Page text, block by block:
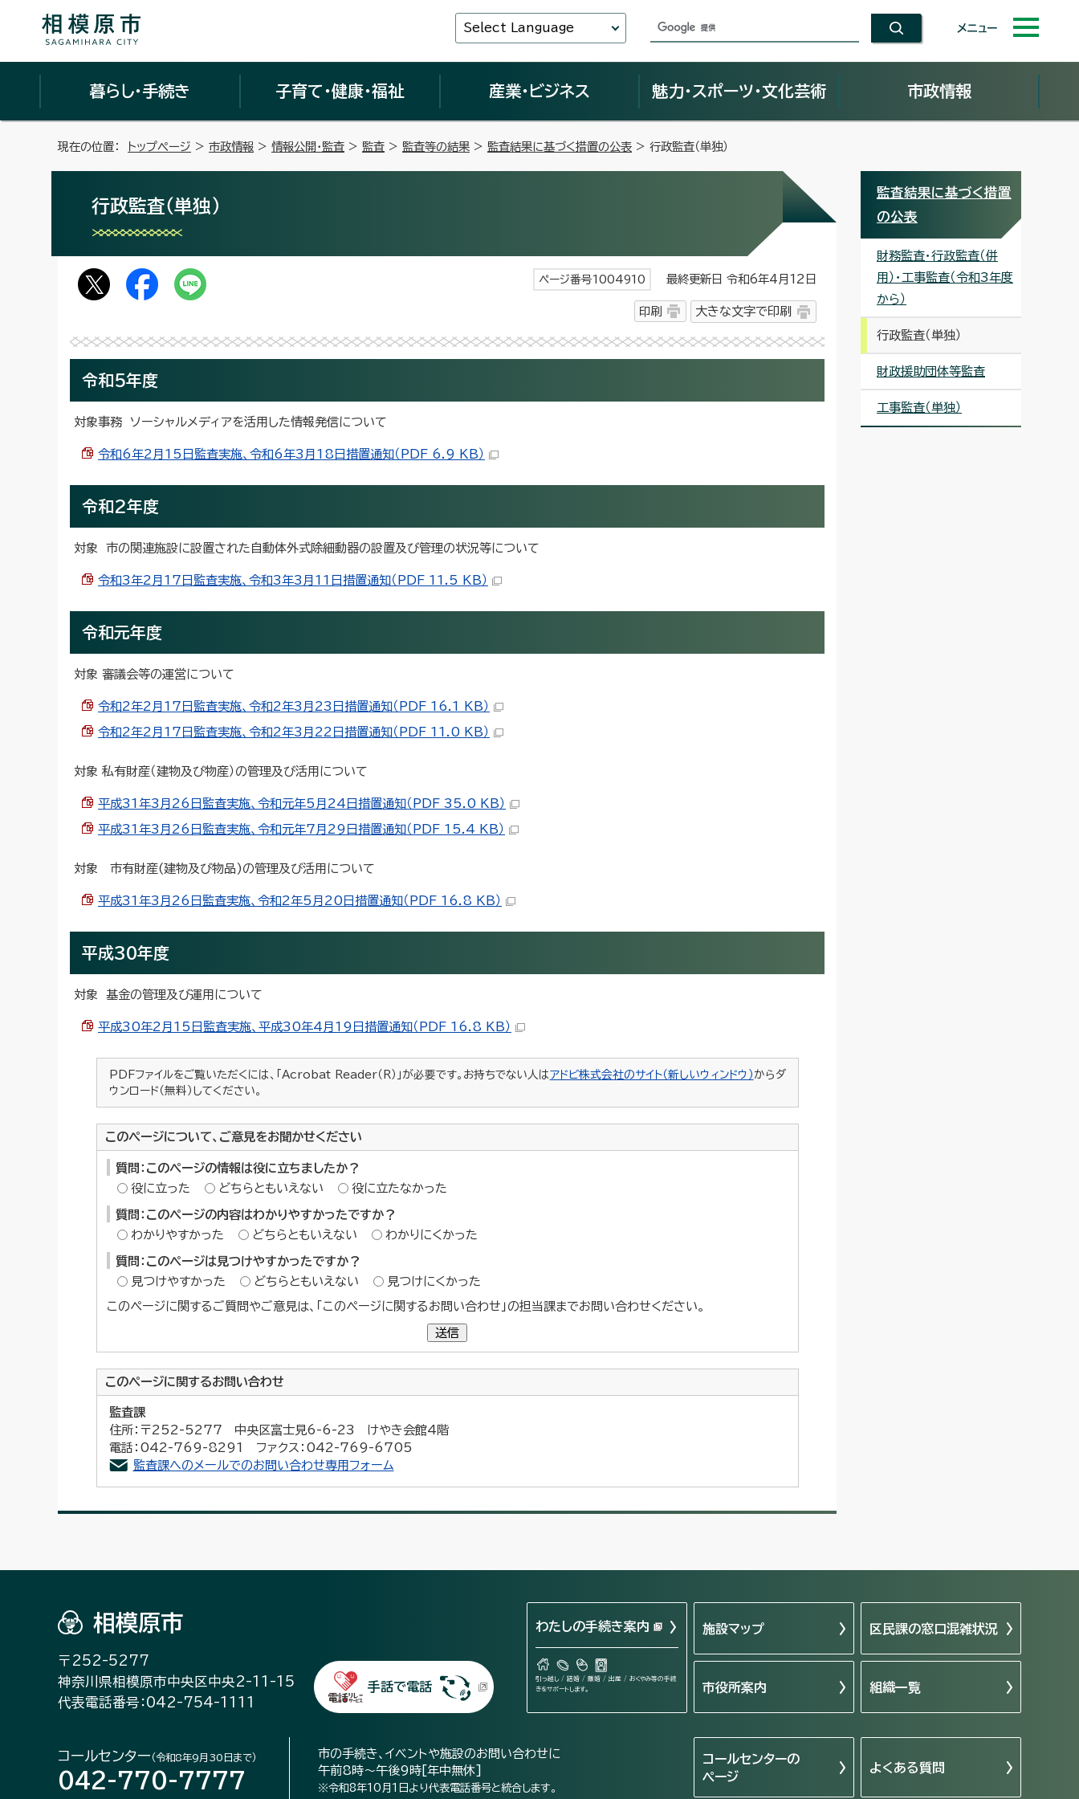
Select Language メニュー
暮らし・手続き 子育て・健康・福祉 産業・ビジネス 魅力・スポーツ・文化芸術 市政情報
現在の位置： トップページ > 市政情報 > 情報公開・監査 > 監査 > 監査等の結果 > 監査結果に基づく措置の公表 > 行政監査（単独）
行政監査（単独）
ページ番号1004910 最終更新日 令和6年4月12日
印刷 大きな文字で印刷
令和5年度
対象事務 ソーシャルメディアを活用した情報発信について
令和6年2月15日監査実施、令和6年3月18日措置通知（PDF 6.9 KB）
令和2年度
対象 市の関連施設に設置された自動体外式除細動器の設置及び管理の状況等について
令和3年2月17日監査実施、令和3年3月11日措置通知（PDF 11.5 KB）
令和元年度
対象 審議会等の運営について
令和2年2月17日監査実施、令和2年3月23日措置通知（PDF 16.1 KB）
令和2年2月17日監査実施、令和2年3月22日措置通知（PDF 11.0 KB）
対象 私有財産（建物及び物産）の管理及び活用について
平成31年3月26日監査実施、令和元年5月24日措置通知（PDF 35.0 KB）
平成31年3月26日監査実施、令和元年7月29日措置通知（PDF 15.4 KB）
対象 市有財産(建物及び物品)の管理及び活用について
平成31年3月26日監査実施、令和2年5月20日措置通知（PDF 16.8 KB）
平成30年度
対象 基金の管理及び運用について
平成30年2月15日監査実施、平成30年4月19日措置通知（PDF 16.8 KB）
PDFファイルをご覧いただくには、「Acrobat Reader（R）」が必要です。お持ちでない人はアドビ株式会社のサイト（新しいウィンドウ） からダ
ウンロード（無料）してください。
このページについて、ご意見をお聞かせください
質問：このページの情報は役に立ちましたか？
役に立った
どちらともいえない 役に立たなかった
質問：このページの内容はわかりやすかったですか？
わかりやすかった
どちらともいえない わかりにくかった
質問：このページは見つけやすかったですか？
見つけやすかった
どちらともいえない 見つけにくかった
このページに関するご質問やご意見は、「このページに関するお問い合わせ」の担当課までお問い合わせください。
送信
このページに関するお問い合わせ
監査課
住所：〒252-5277 中央区富士見6-6-23 けやき会館4階
電話：042-769-8291 ファクス：042-769-6705
監査課へのメールでのお問い合わせ専用フォーム
監査結果に基づく措置
の公表
財務監査・行政監査（併
用）・工事監査（令和3年度
から）
行政監査（単独）
財政援助団体等監査
工事監査（単独）
相模原市
〒252-5277
神奈川県相模原市中央区中央2-11-15
代表電話番号：042-754-1111
手話で電話
わたしの手続き案内
引っ越し / 結婚 / 離婚 / 出産 / おくやみ等の手続
きをサポートします。
施設マップ 区民課の窓口混雑状況
市役所案内 組織一覧
コールセンター （令和8年9月30日まで）
042-770-7777
市の手続き、イベントや施設のお問い合わせに
午前8時～午後9時[年中無休]
※令和8年10月1日より代表電話番号と統合します。
コールセンターの
ページ
よくある質問